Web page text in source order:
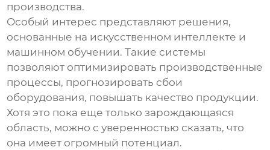
производства.
Особый интерес представляют решения,
основанные на искусственном интеллекте и
машинном обучении. Такие системы
позволяют оптимизировать производственные
процессы, прогнозировать сбои
оборудования, повышать качество продукции.
Хотя это пока еще только зарождающаяся
область, можно с уверенностью сказать, что
она имеет огромный потенциал.